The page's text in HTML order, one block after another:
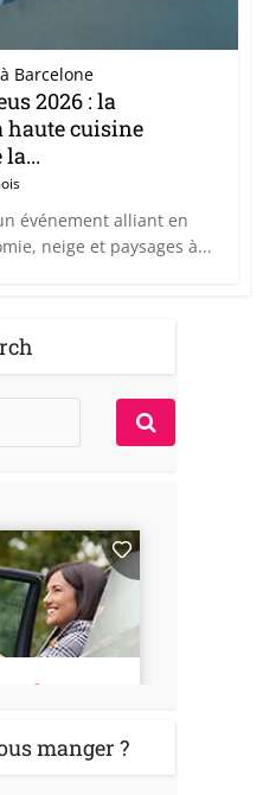
Barcelone
2026 : la
haute cuisine
la...
événement alliant en
neige et paysages à...
manger ?